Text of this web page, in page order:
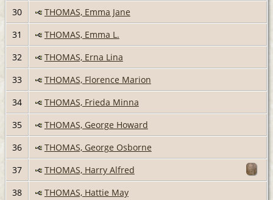
30
THOMAS, Emma Jane
31
THOMAS, Emma L.
32
THOMAS, Erna Lina
33
THOMAS, Florence Marion
34
THOMAS, Frieda Minna
35
THOMAS, George Howard
36
THOMAS, George Osborne
37
THOMAS, Harry Alfred
38
THOMAS, Hattie May